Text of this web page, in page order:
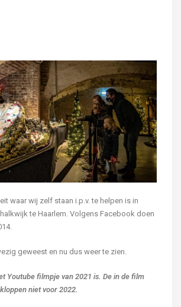
waar wij zelf staan i.p.v. te helpen is in
te Haarlem. Volgens Facebook doen
geweest en nu dus weer te zien.
Youtube filmpje van 2021 is. De in de film
niet voor 2022.